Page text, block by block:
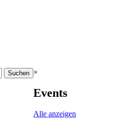
×
Events
Alle anzeigen